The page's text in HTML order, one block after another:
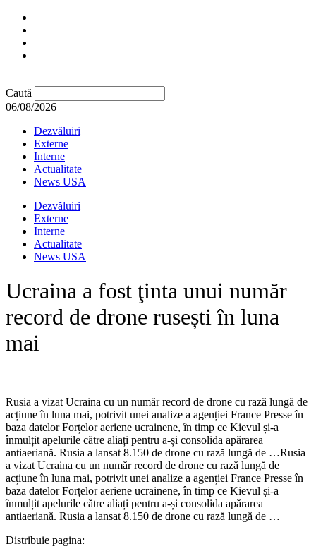
Caută
06/08/2026
Dezvăluiri
Externe
Interne
Actualitate
News USA
Dezvăluiri
Externe
Interne
Actualitate
News USA
Ucraina a fost ţinta unui număr
record de drone rusești în luna
mai
Rusia a vizat Ucraina cu un număr record de drone cu rază lungă de
acțiune în luna mai, potrivit unei analize a agenției France Presse în
baza datelor Forțelor aeriene ucrainene, în timp ce Kievul și-a
înmulțit apelurile către aliați pentru a-și consolida apărarea
antiaeriană. Rusia a lansat 8.150 de drone cu rază lungă de …​Rusia
a vizat Ucraina cu un număr record de drone cu rază lungă de
acțiune în luna mai, potrivit unei analize a agenției France Presse în
baza datelor Forțelor aeriene ucrainene, în timp ce Kievul și-a
înmulțit apelurile către aliați pentru a-și consolida apărarea
antiaeriană. Rusia a lansat 8.150 de drone cu rază lungă de …
Distribuie pagina: